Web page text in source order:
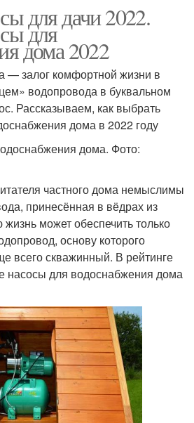
для дачи 2022.
для
дома 2022
— залог комфортной жизни в
водопровода в буквальном
Рассказываем, как выбрать
дома в 2022 году
дома. Фото:
частного дома немыслимы
принесённая в вёдрах из
может обеспечить только
основу которого
всего скважинный. В рейтинге
насосы для водоснабжения дома